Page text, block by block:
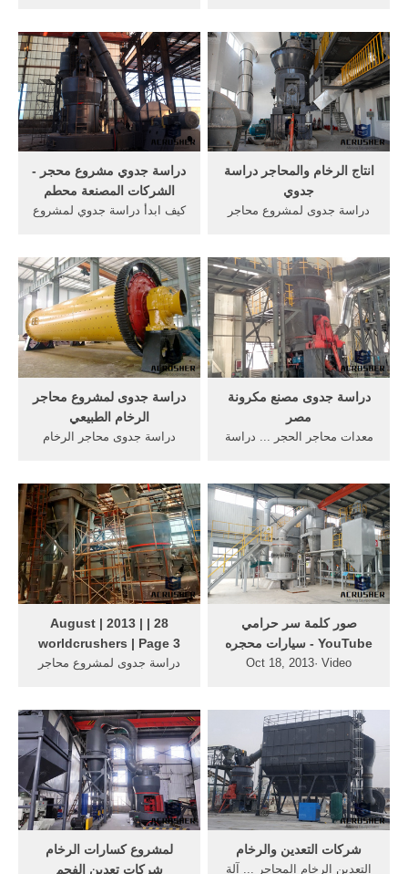
...
الرخامتعتبر المنتجات ...
دراسة جدوي مشروع محجر -
الشركات المصنعة محطم
كيف ابدأ دراسة جدوي لمشروع
محاجر الرخام ...
انتاج الرخام والمحاجر دراسة
جدوي
دراسة جدوى لمشروع محاجر
الرمال عن ...
دراسة جدوى لمشروع محاجر
الرخام الطبيعي
دراسة جدوى محاجر الرخام
فنية/اقتصادية/بيئية ...
دراسة جدوى مصنع مكرونة
مصر
معدات محاجر الحجر ... دراسة
آلة ...
28 | August | 2013 |
worldcrushers | Page 3
دراسة جدوى لمشروع محاجر
محاجر الرخام ...
‫صور كلمة سر حرامي
سيارات محجره‬‎ - YouTube
Oct 18, 2013· Video
الطبيعي دراسة جدوى لمشروع
...
لمشروع كسارات الرخام
شركات تعدين الفحم
شركات التعدين والرخام
التعدين الرخام المحاجر ... آلة